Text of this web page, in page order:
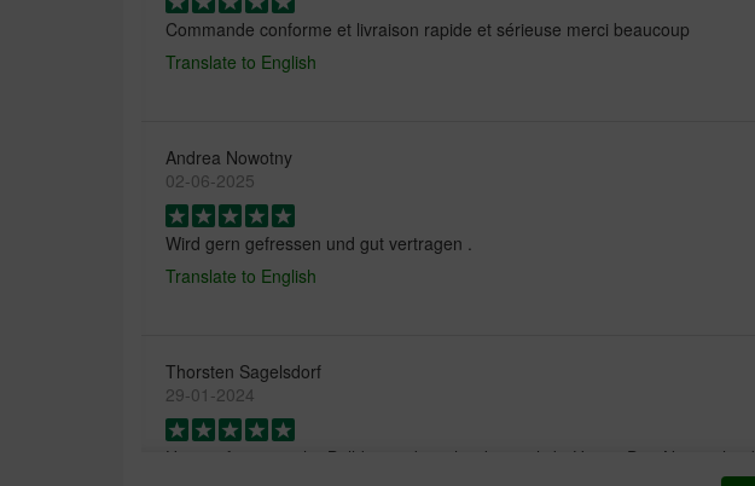
Commande conforme et livraison rapide et sérieuse merci beaucoup
Translate to English
Andrea Nowotny
02-06-2025
Wird gern gefressen und gut vertragen .
Translate to English
Thorsten Sagelsdorf
29-01-2024
Unsere französische Bulldogge die sehr aktiv ist liebt Happy Dog Neuseeland